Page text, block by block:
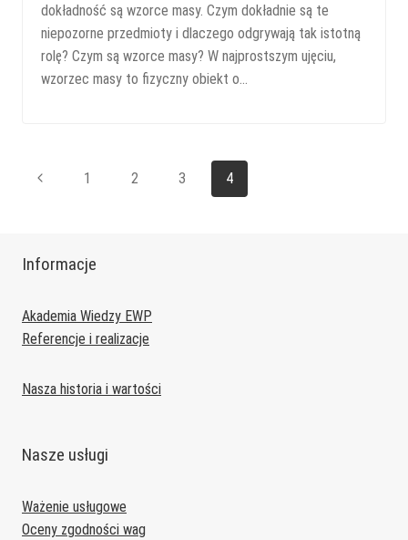
dokładność są wzorce masy. Czym dokładnie są te
niepozorne przedmioty i dlaczego odgrywają tak istotną
rolę? Czym są wzorce masy? W najprostszym ujęciu,
wzorzec masy to fizyczny obiekt o…
Nawigacja
Poprzednia1 2 3 4
Informacje
Akademia Wiedzy EWP
Referencje i realizacje
Nasza historia i wartości
Nasze usługi
Ważenie usługowe
Oceny zgodności wag